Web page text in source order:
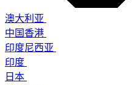
澳大利亚
中国香港
印度尼西亚
印度
日本